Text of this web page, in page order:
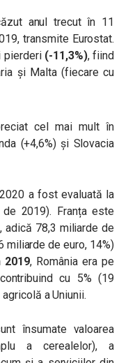
anul trecut în 11
transmite Eurostat.
pierderi (-11,3%), fiind
și Malta (fiecare cu
cel mai mult în
(+4,6%) și Slovacia
a fost evaluată la
2019). Franța este
adică 78,3 miliarde de
miliarde de euro, 14%)
2019, România era pe
cu 5% (19
a Uniunii.
însumate valoarea
a cerealelor), a